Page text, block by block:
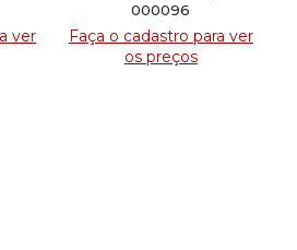
ver
000096
Faça o cadastro para ver
os preços